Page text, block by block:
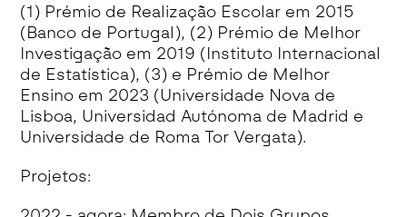
(1) Prémio de Realização Escolar em 2015
(Banco de Portugal), (2) Prémio de Melhor
Investigação em 2019 (Instituto Internacional
de Estatística), (3) e Prémio de Melhor
Ensino em 2023 (Universidade Nova de
Lisboa, Universidad Autónoma de Madrid e
Universidade de Roma Tor Vergata).
Projetos: